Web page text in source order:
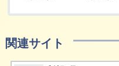
関連サイト